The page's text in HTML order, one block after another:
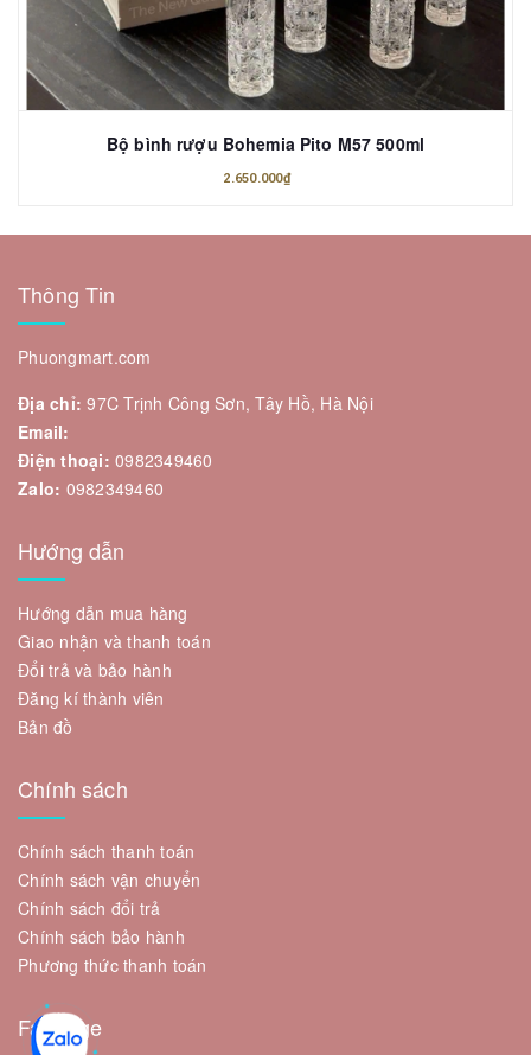
Bộ bình rượu Bohemia Pito M57 500ml
2.650.000₫
Thông Tin
Phuongmart.com
Địa chỉ: 97C Trịnh Công Sơn, Tây Hồ, Hà Nội
Email:
Điện thoại: 0982349460
Zalo: 0982349460
Hướng dẫn
Hướng dẫn mua hàng
Giao nhận và thanh toán
Đổi trả và bảo hành
Đăng kí thành viên
Bản đồ
Chính sách
Chính sách thanh toán
Chính sách vận chuyển
Chính sách đổi trả
Chính sách bảo hành
Phương thức thanh toán
Fanpage